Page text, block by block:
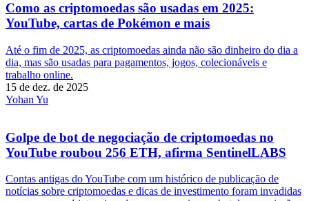
Como as criptomoedas são usadas em 2025:
YouTube, cartas de Pokémon e mais
Até o fim de 2025, as criptomoedas ainda não são dinheiro do dia a
dia, mas são usadas para pagamentos, jogos, colecionáveis e
trabalho online.
15 de dez. de 2025
Yohan Yu
Golpe de bot de negociação de criptomoedas no
YouTube roubou 256 ETH, afirma SentinelLABS
Contas antigas do YouTube com um histórico de publicação de
notícias sobre criptomoedas e dicas de investimento foram invadidas